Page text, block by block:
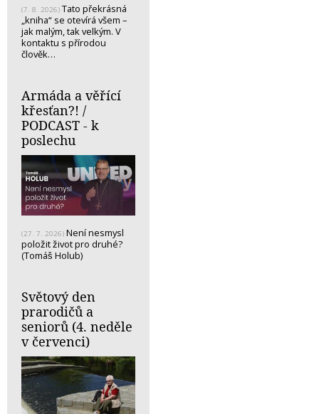
(7. 8. 2026) Tato překrásná
„kniha“ se otevírá všem –
jak malým, tak velkým. V
kontaktu s přírodou
člověk…
Armáda a věřící
křesťan?! /
PODCAST - k
poslechu
(27. 7. 2026) Není nesmysl
položit život pro druhé?
(Tomáš Holub)
Světový den
prarodičů a
seniorů (4. neděle
v červenci)